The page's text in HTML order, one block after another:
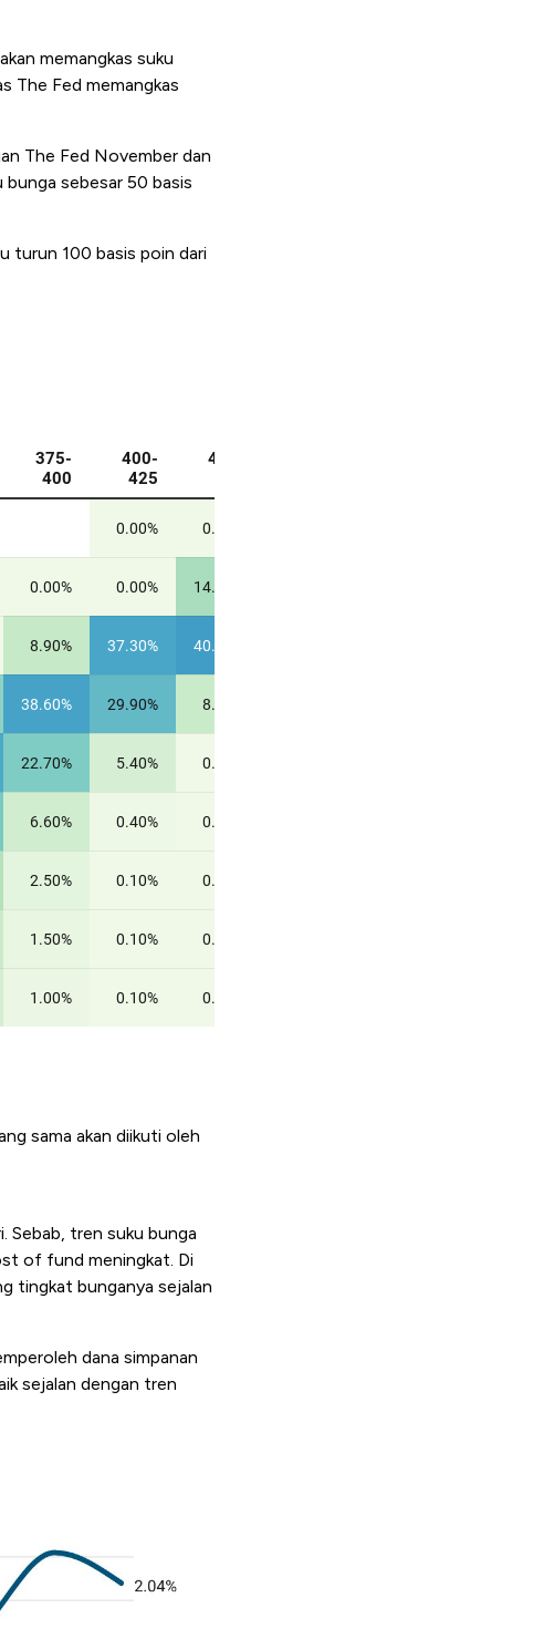
memangkas suku
The Fed memangkas
The Fed November dan
sebesar 50 basis
turun 100 basis poin dari
sama akan diikuti oleh
Sebab, tren suku bunga
of fund meningkat. Di
tingkat bunganya sejalan
dana simpanan
sejalan dengan tren